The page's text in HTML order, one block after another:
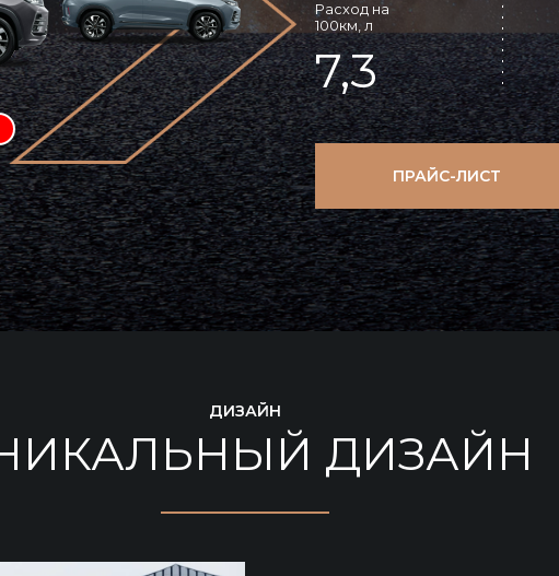
Расход на
100км, л
7,3
ПРАЙС-ЛИСТ
ДИЗАЙН
ДИЗАЙН